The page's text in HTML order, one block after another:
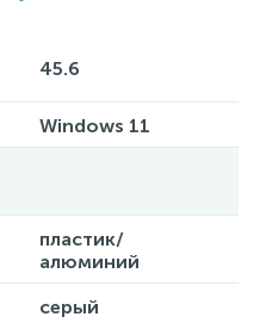
45.6
Windows 11
пластик/
алюминий
серый